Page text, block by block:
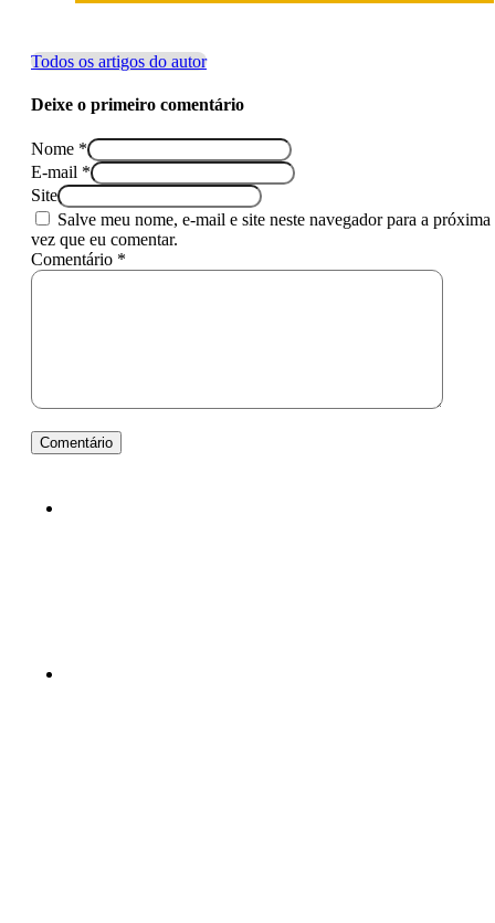
Todos os artigos do autor
Deixe o primeiro comentário
Nome *
E-mail *
Site
Salve meu nome, e-mail e site neste navegador para a próxima
vez que eu comentar.
Comentário *